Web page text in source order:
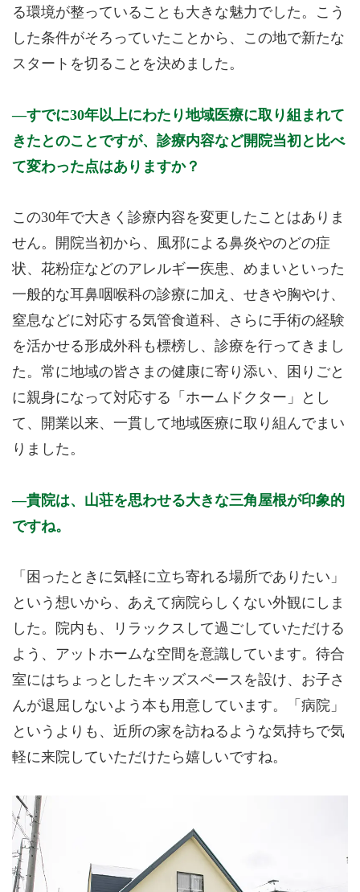
る環境が整っていることも大きな魅力でした。こう
した条件がそろっていたことから、この地で新たな
スタートを切ることを決めました。
すでに30年以上にわたり地域医療に取り組まれて
きたとのことですが、診療内容など開院当初と比べ
て変わった点はありますか？
この30年で大きく診療内容を変更したことはありま
せん。開院当初から、風邪による鼻炎やのどの症
状、花粉症などのアレルギー疾患、めまいといった
一般的な耳鼻咽喉科の診療に加え、せきや胸やけ、
窒息などに対応する気管食道科、さらに手術の経験
を活かせる形成外科も標榜し、診療を行ってきまし
た。常に地域の皆さまの健康に寄り添い、困りごと
に親身になって対応する「ホームドクター」とし
て、開業以来、一貫して地域医療に取り組んでまい
りました。
貴院は、山荘を思わせる大きな三角屋根が印象的
ですね。
「困ったときに気軽に立ち寄れる場所でありたい」
という想いから、あえて病院らしくない外観にしま
した。院内も、リラックスして過ごしていただける
よう、アットホームな空間を意識しています。待合
室にはちょっとしたキッズスペースを設け、お子さ
んが退屈しないよう本も用意しています。「病院」
というよりも、近所の家を訪ねるような気持ちで気
軽に来院していただけたら嬉しいですね。